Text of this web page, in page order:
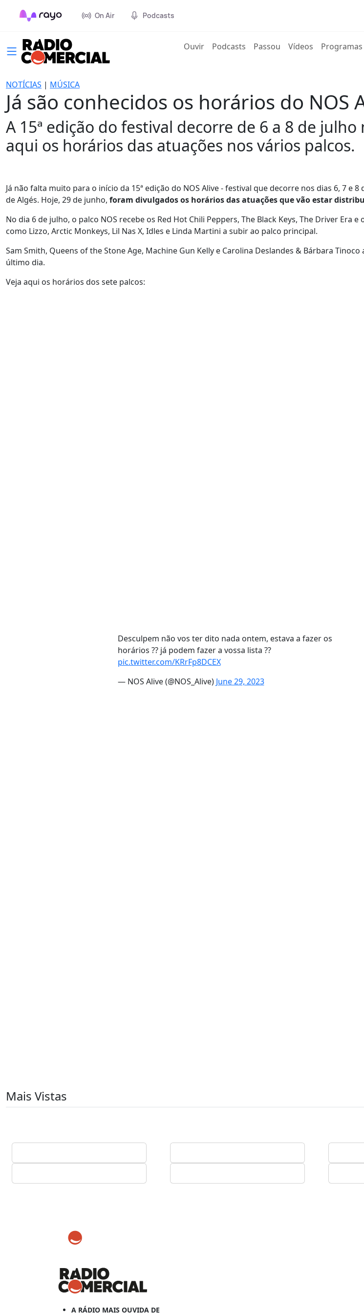
On Air Podcasts
Ouvir(current)
Podcasts Passou Vídeos Programas
NOTÍCIAS | MÚSICA
Já são conhecidos os horários do NOS
A 15ª edição do festival decorre de 6 a 8 de
aqui os horários das atuações nos vários palcos.
Já não falta muito para o início da 15ª edição do NOS Alive - festival que decorre nos dias 6, 7 e
de Algés. Hoje, 29 de junho, foram divulgados os horários das atuações que vão estar
No dia 6 de julho, o palco NOS recebe os Red Hot Chili Peppers, The Black Keys, The Driver Era e
como Lizzo, Arctic Monkeys, Lil Nas X, Idles e Linda Martini a subir ao palco principal.
Sam Smith, Queens of the Stone Age, Machine Gun Kelly e Carolina Deslandes & Bárbara
último dia.
Veja aqui os horários dos sete palcos:
Desculpem não vos ter dito nada ontem, estava a fazer os
horários ?? já podem fazer a vossa lista ??
pic.twitter.com/KRrFp8DCEX
— NOS Alive (@NOS_Alive) June 29, 2023
Mais Vistas
A RÁDIO MAIS OUVIDA DE